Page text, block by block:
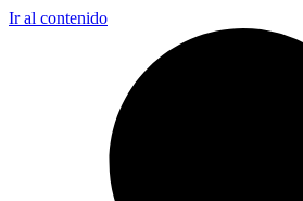
Ir al contenido